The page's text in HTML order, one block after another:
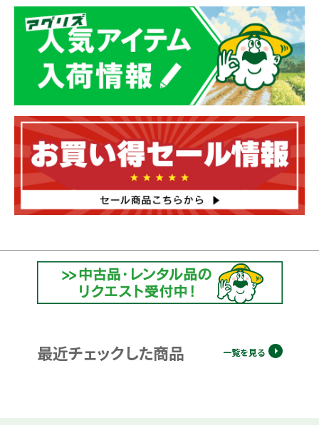
最近チェックした商品 一覧を見る